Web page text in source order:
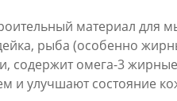
материал для
рыба (особенно
содержит омега-3
и улучшают состояние